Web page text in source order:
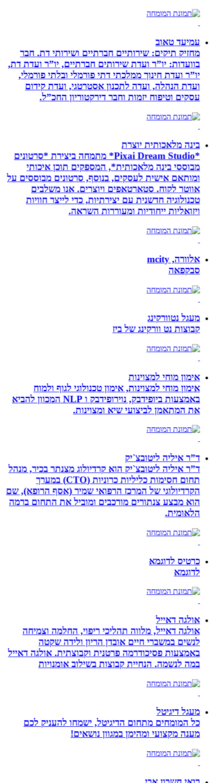
עמיעד טאוב
מחזיק תיקים: שירותיים חברתיים ושירותי דת. חבר
בוועדות: יו”ר ועדת שירותים חברתיים, יו”ר ועדת דת,
יו”ר ועדת חינוך ממלכתי דתי פורמלי ובלתי פורמלי,
ועדת הנהלה, ועדה לתכנון אסטרטגי, ועדת קידום
עסקים וטיפוח יזמות וחבר דירקטוריון החכ”ל.
בינה מלאכותית יוצרת
*Pixai Dream Studio* מתמחה ביצירת *סרטונים
מבוססי בינה מלאכותית*, המספקים תוכן איכותי
ומותאם אישית לעסקים, בנוסף, סרטונים מבוססים על
אווטר לקוח. סטארטאפים ויוצרים. אנו משלבים
טכנולוגיה חדשנית עם יצירתיות, כדי לייצר חוויות
ויזואליות ייחודיות ומעוררות השראה.
אלוורה, mcity
סבקפאה
מעגל נטוורקינג
קבוצות נט וורקינג של ביז
אימון מוחי למצוינות
אימון מוחי למצוינות, אימון טכנולוגי לגוף ולמוח
באמצעות ביופידבק, נוירופידבק ו NLP המכוון להביא
את המתאמן לביצועי שיא ומצוינות.
ד”ר איליה ליטובצ`יק
ד”ר איליה ליטובצ`יק הוא קרדיולוג מצנתר בכיר, מנהל
תחום חסימות כליליות כרוניות (CTO) במערך
הקרדיולוגי של המרכז הרפואי שמיר (אסף הרופא), שם
הוא מבצע צנתורים מורכבים ומוביל את התחום ברמה
הלאומית.
כרטיס לדוגמא
לדוגמא
אולגה דאייל
אולגה דאייל, מלווה תהליכי ריפוי, החלמה וצמיחה
לנשים במשברי חיים אובדן הריון ולידה שקטה
באמצעות פסיכודרמה פרטנית וקבוצתית. אולגה דאייל
במה לנשמה. ‏הנחיית קבוצות בשילוב אומנויות‏
מעגל דיגיטל
כל המומחים מתחום הדיגיטל, ישמחו להעניק לכם
מענה מקצועי ומהימן במגוון נושאים!